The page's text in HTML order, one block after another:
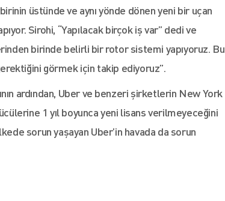
üstünde ve aynı yönde dönen yeni bir uçan
Sirohi, “Yapılacak birçok iş var” dedi ve
birinde belirli bir rotor sistemi yapıyoruz. Bu
görmek için takip ediyoruz”.
ardından, Uber ve benzeri şirketlerin New York
1 yıl boyunca yeni lisans verilmeyeceğini
sorun yaşayan Uber’in havada da sorun